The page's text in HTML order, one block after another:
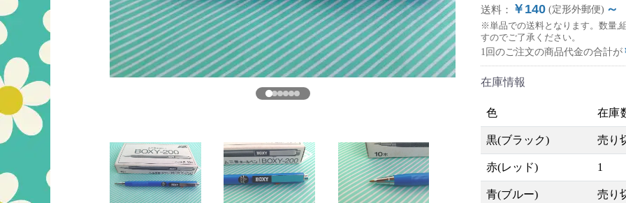
送料： ￥140 (定形外郵便) ～
※単品での送料となります。数量,
すのでご了承ください。
1回のご注文の商品代金の合計が
在庫情報
色 在庫
黒(ブラック) 売り
赤(レッド) 1
青(ブルー) 売り